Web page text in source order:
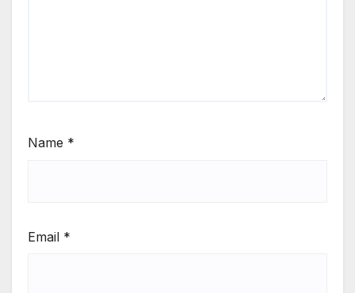
Name *
Email *